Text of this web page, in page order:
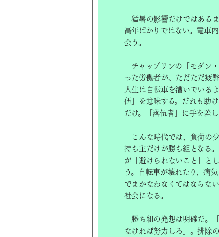
猛暑の影響だけではある
高年ばかりではない。電車
会う。
チャップリンの「モダン
った労働者が、ただただ疲
人生は自転車を漕いでいる
伍」を意味する。だれも助
だけ。「落伍者」に手を差
こんな時代では、負荷の
持ち主だけが勝ち組となる
が「避けられないこと」と
う。自転車が壊れたり、病
でまかなわなくてはならな
社会になる。
勝ち組の発想は明確だ。
なければ努力しろ」。排除